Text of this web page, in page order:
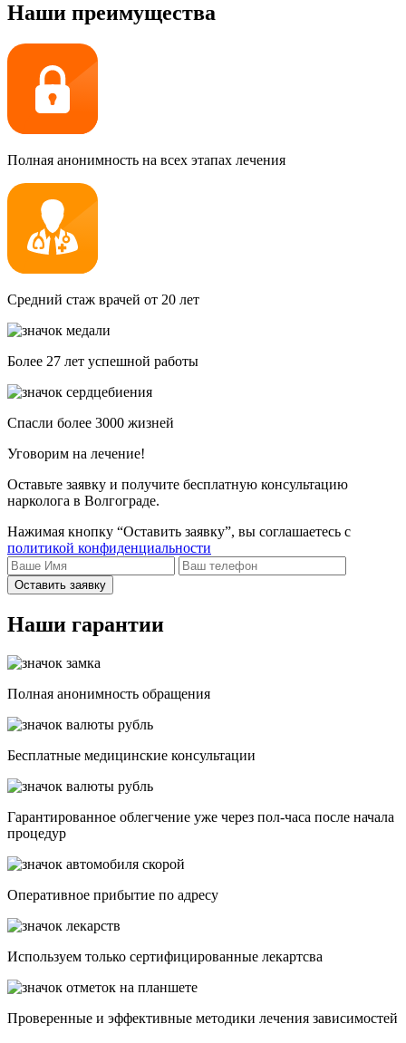
Наши преимущества
Полная анонимность на всех этапах лечения
Средний стаж врачей от 20 лет
Более 27 лет успешной работы
Спасли более 3000 жизней
Уговорим на лечение!
Оставьте заявку и получите бесплатную консультацию
нарколога в Волгограде.
Нажимая кнопку “Оставить заявку”, вы соглашаетесь с
политикой конфиденциальности
Оставить заявку
Наши гарантии
Полная анонимность обращения
Бесплатные медицинские консультации
Гарантированное облегчение уже через пол-часа после начала
процедур
Опеpативное прибытие по адресу
Используем только сертифицированные лекартсва
Проверенные и эффективные методики лечения зависимостей